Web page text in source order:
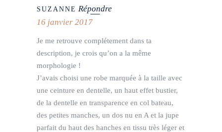
SUZANNE Répondre
16 janvier 2017
Je me retrouve complétement dans ta
description, je crois qu’on a la même
morphologie !
J’avais choisi une robe marquée à la taille avec
une ceinture en dentelle, un haut effet bustier,
de la dentelle en transparence en col bateau,
des petites manches, un dos nu en A et la jupe
parfait du haut des hanches en tissu très léger et